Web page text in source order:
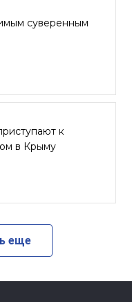
суверенным
к
в Крыму
еще